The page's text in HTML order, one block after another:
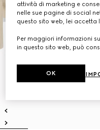
attività di marketing e
nelle sue pagine di social
questo sito web, lei accetta
Per maggiori informazioni
in questo sito web, può
OK